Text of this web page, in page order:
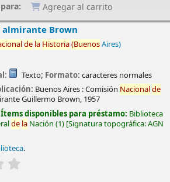
Agregar al carrito
almirante Brown
de la Historia(BuenosAires)
Texto; Formato: caracteres normales
Buenos Aires :Comisión Nacionalde
Guillermo Brown, 1957
Ítems disponibles para préstamo: Biblioteca
de la Nación (1) Signatura topográfica:AGN
.